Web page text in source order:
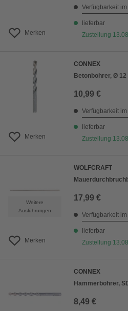
Merken
Verfügbarkeit
lieferbar
Zustellung
Merken
CONNEX
Betonbohrer, Ø 12
10,99 €
Verfügbarkeit
lieferbar
Zustellung
Weitere
Ausführungen
Merken
WOLFCRAFT
17,99 €
Verfügbarkeit
lieferbar
Zustellung
CONNEX
Hammerbohrer,
8,49 €